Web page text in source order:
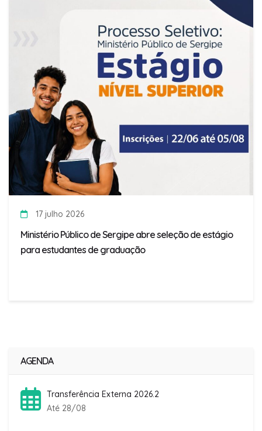
17 julho 2026
Ministério Público de Sergipe abre seleção de estágio
para estudantes de graduação
AGENDA
Transferência Externa 2026.2
Até 28/08